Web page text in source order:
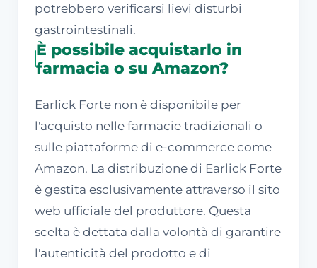
potrebbero verificarsi lievi disturbi
gastrointestinali.
È possibile acquistarlo in
farmacia o su Amazon?
Earlick Forte non è disponibile per
l'acquisto nelle farmacie tradizionali o
sulle piattaforme di e-commerce come
Amazon. La distribuzione di Earlick Forte
è gestita esclusivamente attraverso il sito
web ufficiale del produttore. Questa
scelta è dettata dalla volontà di garantire
l'autenticità del prodotto e di